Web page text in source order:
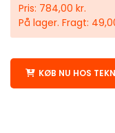
Pris: 784,00 kr.
På lager. Fragt:
KØB NU HOS